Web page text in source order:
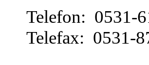
Telefon: 0531-
Telefax: 0531-